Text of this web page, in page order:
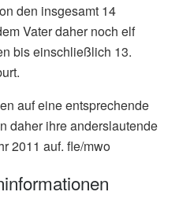
den insgesamt 14
Vater daher noch elf
bis einschließlich 13.
auf eine entsprechende
daher ihre anderslautende
2011 auf. fle/mwo